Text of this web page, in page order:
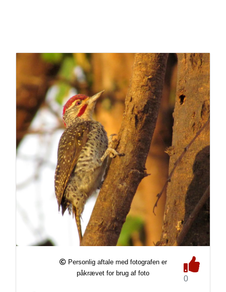
Personlig aftale med fotografen er
påkrævet for brug af foto
0